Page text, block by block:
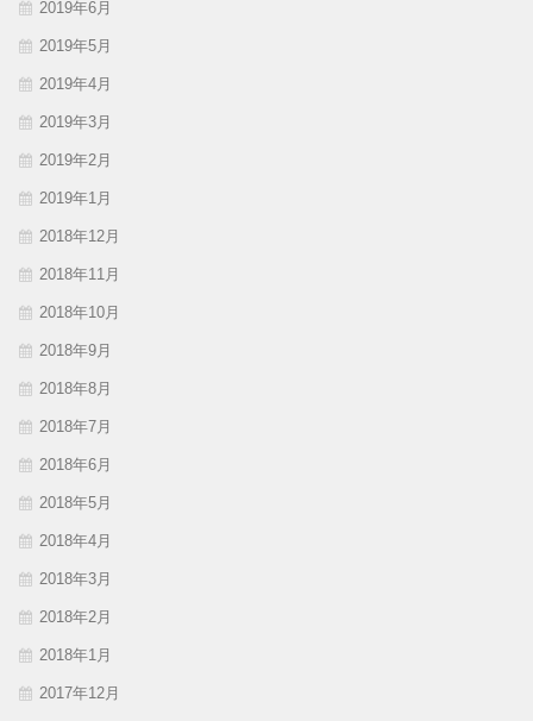
2019年6月
2019年5月
2019年4月
2019年3月
2019年2月
2019年1月
2018年12月
2018年11月
2018年10月
2018年9月
2018年8月
2018年7月
2018年6月
2018年5月
2018年4月
2018年3月
2018年2月
2018年1月
2017年12月